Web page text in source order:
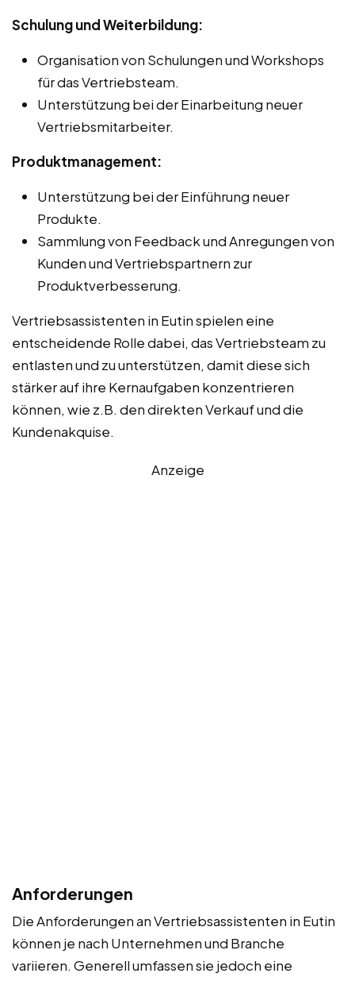
Schulung und Weiterbildung:
Organisation von Schulungen und Workshops
für das Vertriebsteam.
Unterstützung bei der Einarbeitung neuer
Vertriebsmitarbeiter.
Produktmanagement:
Unterstützung bei der Einführung neuer
Produkte.
Sammlung von Feedback und Anregungen von
Kunden und Vertriebspartnern zur
Produktverbesserung.
Vertriebsassistenten in Eutin spielen eine
entscheidende Rolle dabei, das Vertriebsteam zu
entlasten und zu unterstützen, damit diese sich
stärker auf ihre Kernaufgaben konzentrieren
können, wie z.B. den direkten Verkauf und die
Kundenakquise.
Anzeige
Anforderungen
Die Anforderungen an Vertriebsassistenten in Eutin
können je nach Unternehmen und Branche
variieren. Generell umfassen sie jedoch eine